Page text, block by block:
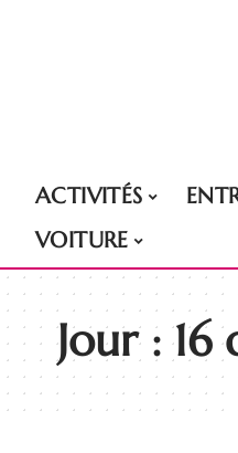
ACTIVITÉS
VOITURE
Jour :16